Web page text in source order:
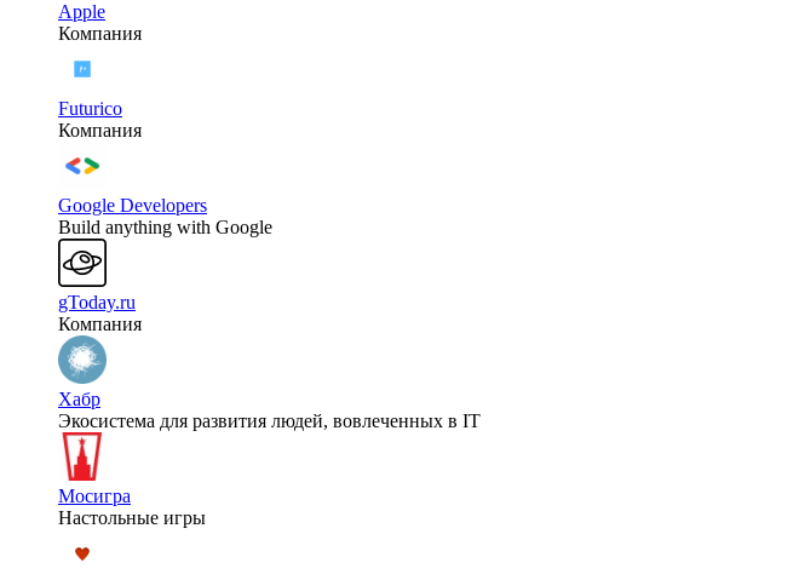
Apple
Компания
Futurico
Компания
Google Developers
Build anything with Google
gToday.ru
Компания
Хабр
Экосистема для развития людей, вовлеченных в IT
Мосигра
Настольные игры